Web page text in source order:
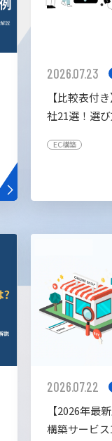
2026.07.23
【比較表付
社21選！選
EC構築
2026.07.22
【2026年最
構築サービ